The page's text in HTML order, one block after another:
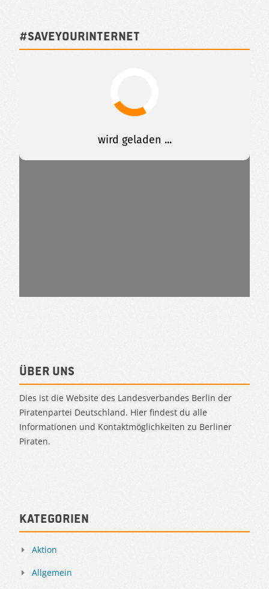
#SAVEYOURINTERNET
Über uns
Dies ist die Website des Landesverbandes Berlin der
Piratenpartei Deutschland. Hier findest du alle
Informationen und Kontaktmöglichkeiten zu Berliner
Piraten.
Kategorien
Aktion
Allgemein